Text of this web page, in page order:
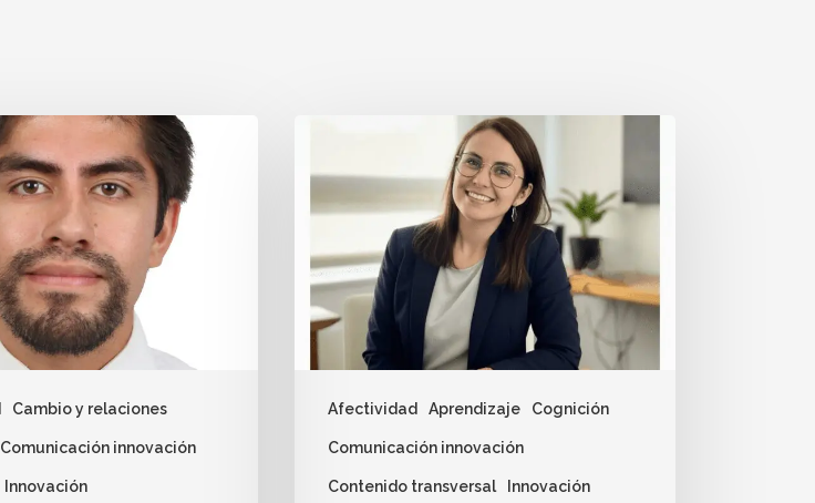
Cambio y relaciones
Comunicación innovación
Innovación
Afectividad Aprendizaje Cognición
Comunicación innovación
Contenido transversal Innovación